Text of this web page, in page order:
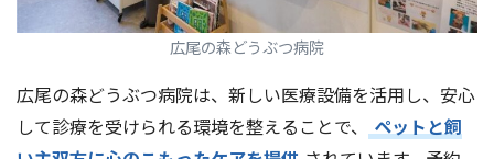
広尾の森どうぶつ病院
広尾の森どうぶつ病院は、新しい医療設備を活用し、安心
して診療を受けられる環境を整えることで、
ペットと飼